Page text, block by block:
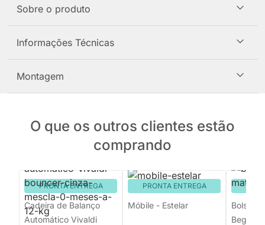
Sobre o produto
Informações Técnicas
Montagem
O que os outros clientes estão
comprando
PRONTA ENTREGA
Cadeira de Balanço
Automático Vivaldi
PRONTA ENTREGA
Móbile - Estelar
Bolsa
Bege